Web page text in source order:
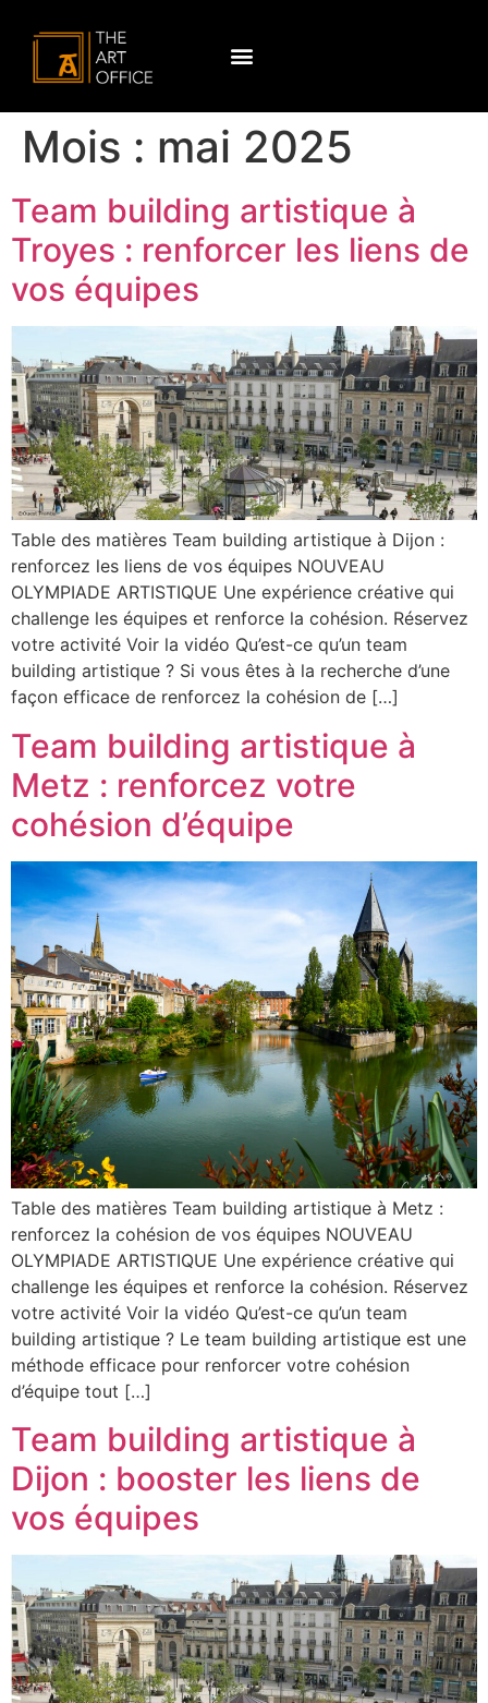
Mois : mai 2025
Team building artistique à
Troyes : renforcer les liens de
vos équipes
Table des matières Team building artistique à Dijon :
renforcez les liens de vos équipes NOUVEAU
OLYMPIADE ARTISTIQUE Une expérience créative qui
challenge les équipes et renforce la cohésion. Réservez
votre activité Voir la vidéo Qu’est-ce qu’un team
building artistique ? Si vous êtes à la recherche d’une
façon efficace de renforcez la cohésion de […]
Team building artistique à
Metz : renforcez votre
cohésion d’équipe
Table des matières Team building artistique à Metz :
renforcez la cohésion de vos équipes NOUVEAU
OLYMPIADE ARTISTIQUE Une expérience créative qui
challenge les équipes et renforce la cohésion. Réservez
votre activité Voir la vidéo Qu’est-ce qu’un team
building artistique ? Le team building artistique est une
méthode efficace pour renforcer votre cohésion
d’équipe tout […]
Team building artistique à
Dijon : booster les liens de
vos équipes